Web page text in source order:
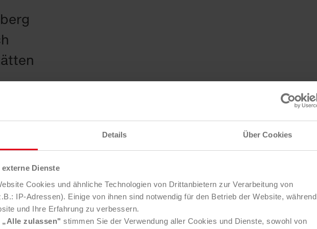
Details Über Cookies
Dienste
Cookies und ähnliche Technologien von Drittanbietern zur Verarbeitung von
IP-Adressen). Einige von ihnen sind notwendig für den Betrieb der Website, während
und Ihre Erfahrung zu verbessern.
„Alle zulassen" stimmen Sie der Verwendung aller Cookies und Dienste, sowohl von